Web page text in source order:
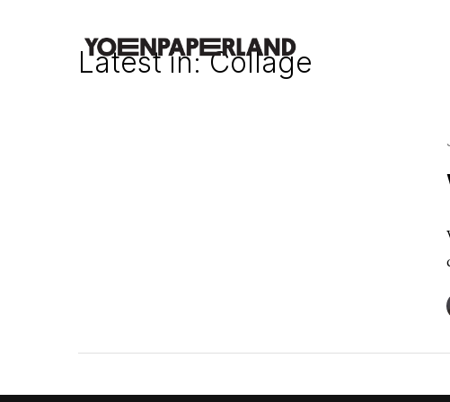
Latest in: Collage